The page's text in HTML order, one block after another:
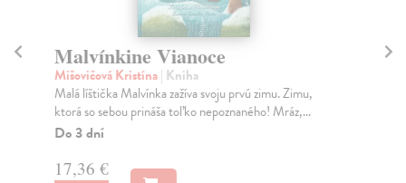
Malvínkine Vianoce
Mišovičová Kristína| Kniha
Malá líštička Malvínka zažíva svoju prvú zimu. Zimu,
ktorá so sebou prináša toľko nepoznaného! Mráz,...
Do 3 dní
17,36 €